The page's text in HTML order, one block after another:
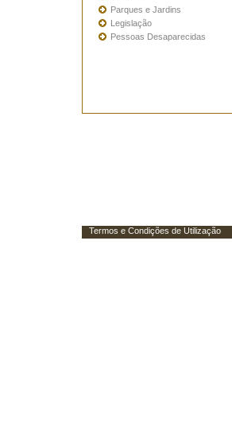
Parques e Jardins
Legislação
Pessoas Desaparecidas
Termos e Condições de Utilização